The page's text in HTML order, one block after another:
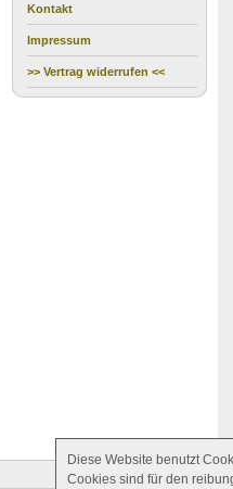
Kontakt
Impressum
>> Vertrag widerrufen <<
Diese Website benutzt
Cookies sind für den